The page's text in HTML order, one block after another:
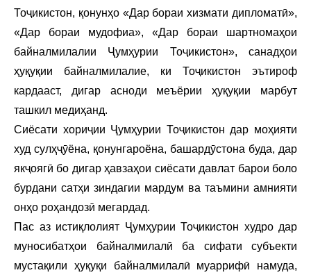
Тоҷикистон, қонунҳо «Дар бораи хизмати дипломатӣ»,
«Дар бораи мудофиа», «Дар бораи шартномаҳои
байналмилалии Ҷумҳурии Тоҷикистон», санадҳои
ҳуқуқии байналмилалие, ки Тоҷикистон эътироф
кардааст, дигар асноди меъёрии ҳуқуқии марбут
ташкил медиҳанд.
Сиёсати хориҷии Ҷумҳурии Тоҷикистон дар моҳияти
худ сулҳҷӯёна, қонунгароёна, башардӯстона буда, дар
якҷоягӣ бо дигар ҳавзаҳои сиёсати давлат барои боло
бурдани сатҳи зиндагии мардум ва таъмини амнияти
онҳо роҳандозӣ мегардад.
Пас аз истиқлолият Ҷумҳурии Тоҷикистон худро дар
муносибатҳои байналмилалӣ ба сифати субъекти
мустақили ҳуқуқи байналмилалӣ муаррифӣ намуда,